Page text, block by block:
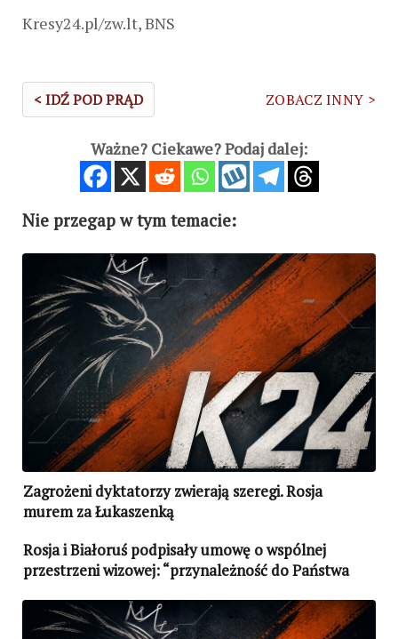
Kresy24.pl/zw.lt, BNS
< IDŹ POD PRĄD ZOBACZ INNY >
Ważne? Ciekawe? Podaj dalej:
Nie przegap w tym temacie:
Zagrożeni dyktatorzy zwierają szeregi. Rosja
murem za Łukaszenką
Rosja i Białoruś podpisały umowę o wspólnej
przestrzeni wizowej: “przynależność do Państwa